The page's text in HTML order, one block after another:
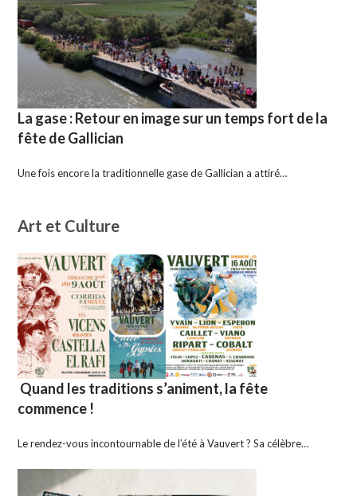
La gase : Retour en image sur un temps fort de la
fête de Gallician
Une fois encore la traditionnelle gase de Gallician a attiré…
Art et Culture
Quand les traditions s’animent, la fête
commence !
Le rendez-vous incontournable de l’été à Vauvert ? Sa célèbre…